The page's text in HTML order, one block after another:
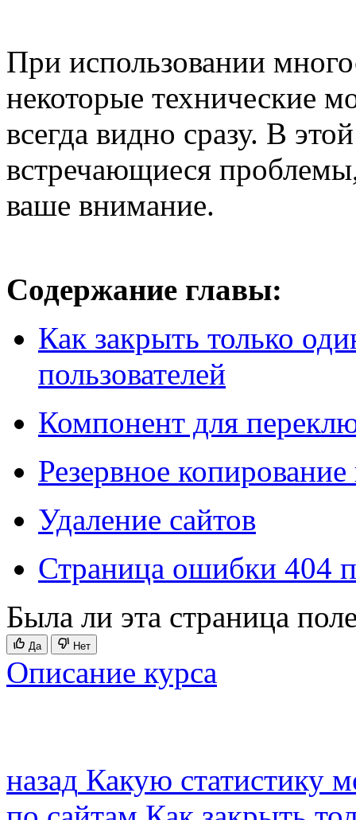
При использовании
некоторые технические
всегда видно сразу. В
встречающиеся
ваше внимание.
Содержание главы:
Как закрыть только
пользователей
Компонент для
Резервное
Удаление сайтов
Страница ошибки 404
Была ли эта страница
Да Нет
Описание курса
назад Какую статистику